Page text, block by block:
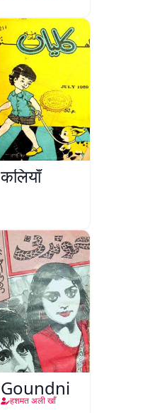
कलियाँ
Goundni
हशमत अली खाँ